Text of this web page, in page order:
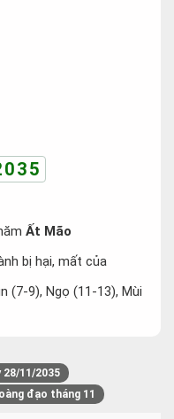
Ất Mão
bị hại, mất của
(7-9), Ngọ (11-13), Mùi
28/11/2035
đạo tháng 11